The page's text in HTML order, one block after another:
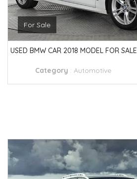
For Sale
USED BMW CAR 2018 MODEL FOR SALE
Category : Automotive